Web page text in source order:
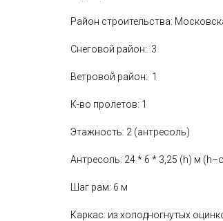
Район строительства:
Снеговой район: 3
Ветровой район: 1
К-во пролетов: 1
Этажность: 2 (антресоль)
Антресоль: 24 * 6 * 3,25 (h) м
Шаг рам: 6 м
Каркас: из холодногнутых